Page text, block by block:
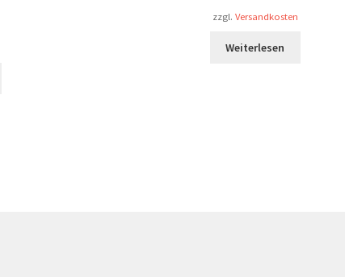
zzgl. Versandkosten
Weiterlesen